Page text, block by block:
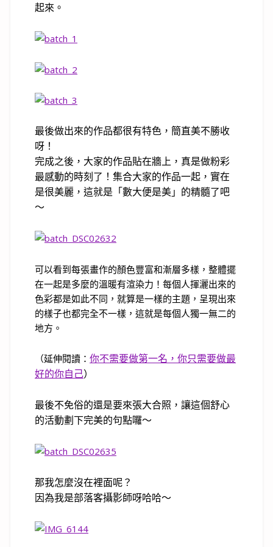
起來。
最後做出來的作品都很有特色，簡直美不勝收
呀！
完成之後，大家的作品貼在牆上，真是做粉彩
最感動的時刻了！集合大家的作品一起，實在
是很美麗，這就是「數大便是美」的精髓了吧
～
可以看到每張畫作的顏色豐富和漸層多樣，整體擺
在一起是多麼的溫暖有渲染力！每個人揮灑出來的
色彩都是如此不同，就算是一樣的主題，呈現出來
的樣子也都完全不一樣，這就是每個人獨一無二的
地方。
（延伸閱讀： 你不需要做第一名，你只需要做最
好的你自己）
最後不免俗的還是要來張大合照，讓這個舒心
的活動劃下完美的句點囉～
那我怎麼沒在裡面呢？
因為我是部落客攝影師呀哈哈～